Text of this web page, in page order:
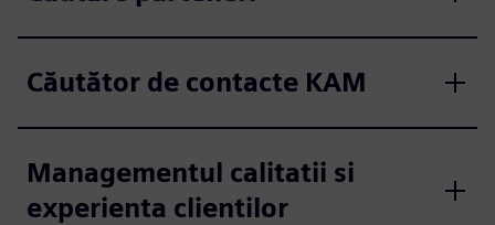
Căutător de contacte KAM
Managementul calitatii si
experienta clientilor